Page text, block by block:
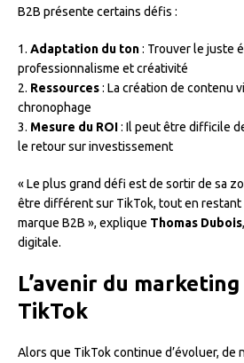
B2B présente certains défis :
1. Adaptation du ton: Trouver le juste
professionnalisme et créativité
2. Ressources: La création de contenu
chronophage
3. Mesure du ROI: Il peut être difficile
le retour sur investissement
« Le plus grand défi est de sortir de sa
être différent sur TikTok, tout en restant
marque B2B », explique Thomas Dubois
digitale.
L’avenir du
TikTok
Alors que TikTok continue d’évoluer,